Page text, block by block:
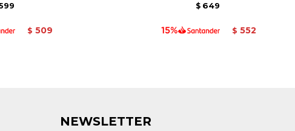
$ 509
$ 649
$ 552
NEWSLETTER